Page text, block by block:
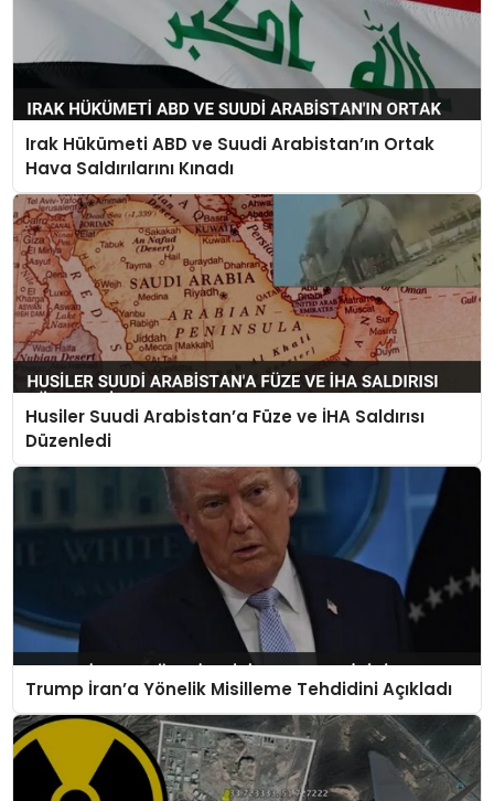
Irak Hükümeti ABD ve Suudi Arabistan’ın Ortak
Hava Saldırılarını Kınadı
Husiler Suudi Arabistan’a Füze ve İHA Saldırısı
Düzenledi
Trump İran’a Yönelik Misilleme Tehdidini Açıkladı